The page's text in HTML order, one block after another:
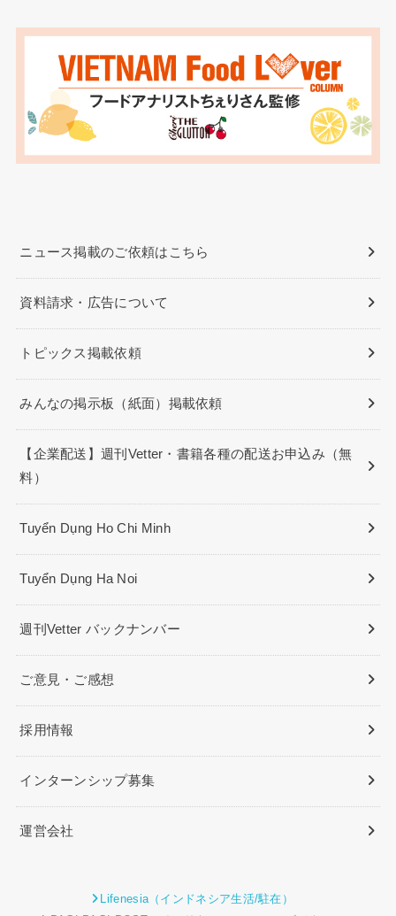
ニュース掲載のご依頼はこちら
資料請求・広告について
トピックス掲載依頼
みんなの掲示板（紙面）掲載依頼
【企業配送】週刊Vetter・書籍各種の配送お申込み（無
料）
Tuyển Dụng Ho Chi Minh
Tuyển Dụng Ha Noi
週刊Vetter バックナンバー
ご意見・ご感想
採用情報
インターンシップ募集
運営会社
Lifenesia（インドネシア生活/駐在）